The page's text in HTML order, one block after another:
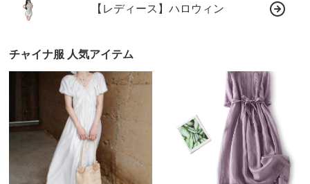
【レディース】ハロウィン
チャイナ服 人気アイテム